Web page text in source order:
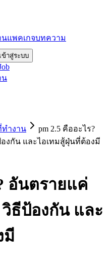
นแพคเกจบทความ
เข้าสู่ระบบ
น
ำงาน
pm 2.5 คืออะไร?
งกัน และไอเทมสู้ฝุ่นที่ต้องมี
อันตรายแค่
ธีป้องกัน และ
มี